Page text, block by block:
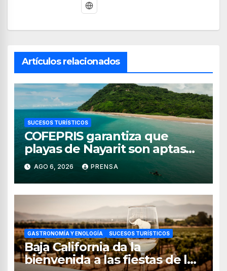
Artículos relacionados
SUCESOS TURÍSTICOS
COFEPRIS garantiza que
playas de Nayarit son aptas
para uso recreativo
AGO 6, 2026 PRENSA
GASTRONOMÍA Y ENOLOGÍA SUCESOS TURÍSTICOS
Baja California da la
bienvenida a las fiestas de la